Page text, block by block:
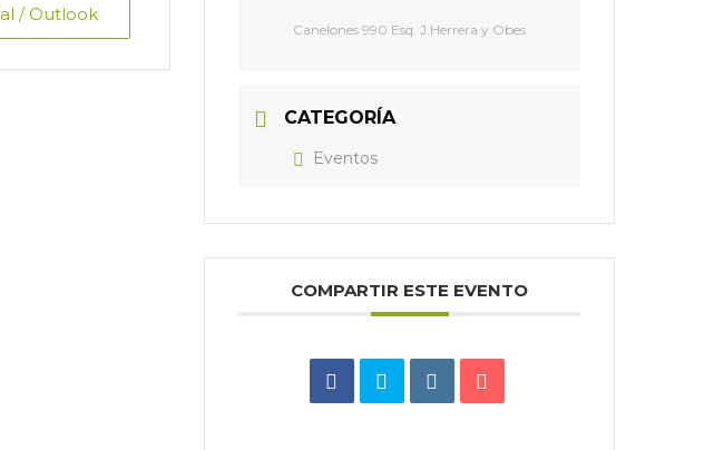
/ Outlook
Canelones 990 Esq. J.Herrera y Obes
CATEGORÍA
Eventos
COMPARTIR ESTE EVENTO